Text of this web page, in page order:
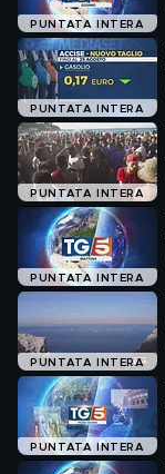
PUNTATA INTERA
PUNTATA INTERA
PUNTATA INTERA
PUNTATA INTERA
PUNTATA INTERA
PUNTATA INTERA